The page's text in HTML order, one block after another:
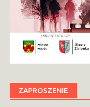
ZAPROSZENIE